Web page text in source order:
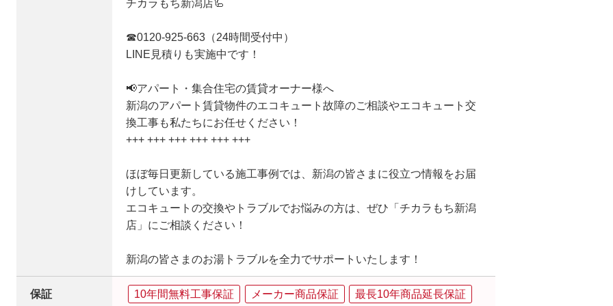
チカラもち新潟店🦾
☎0120-925-663（24時間受付中）
LINE見積りも実施中です！
📢アパート・集合住宅の賃貸オーナー様へ
新潟のアパート賃貸物件のエコキュート故障のご相談やエコキュート交
換工事も私たちにお任せください！
+++ +++ +++ +++ +++ +++
ほぼ毎日更新している施工事例では、新潟の皆さまに役立つ情報をお届
けしています。
エコキュートの交換やトラブルでお悩みの方は、ぜひ「チカラもち新潟
店」にご相談ください！
新潟の皆さまのお湯トラブルを全力でサポートいたします！
保証 10年間無料工事保証 メーカー商品保証 最長10年商品延長保証